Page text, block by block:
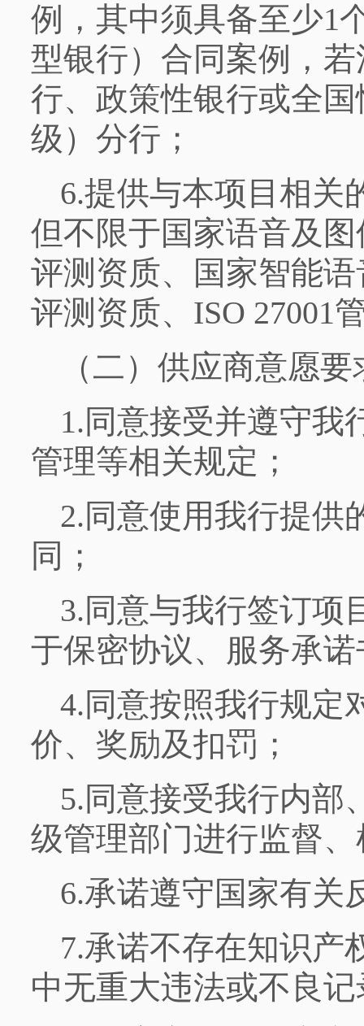
例，其中须具备至少1
型银行）合同案例，
行、政策性银行或全
级）分行；
6.提供与本项目相关
但不限于国家语音及
评测资质、国家智能
评测资质、ISO 27001
（二）供应商意愿要
1.同意接受并遵守我
管理等相关规定；
2.同意使用我行提供
同；
3.同意与我行签订项
于保密协议、服务承
4.同意按照我行规定
价、奖励及扣罚；
5.同意接受我行内部
级管理部门进行监督
6.承诺遵守国家有关
7.承诺不存在知识产
中无重大违法或不良